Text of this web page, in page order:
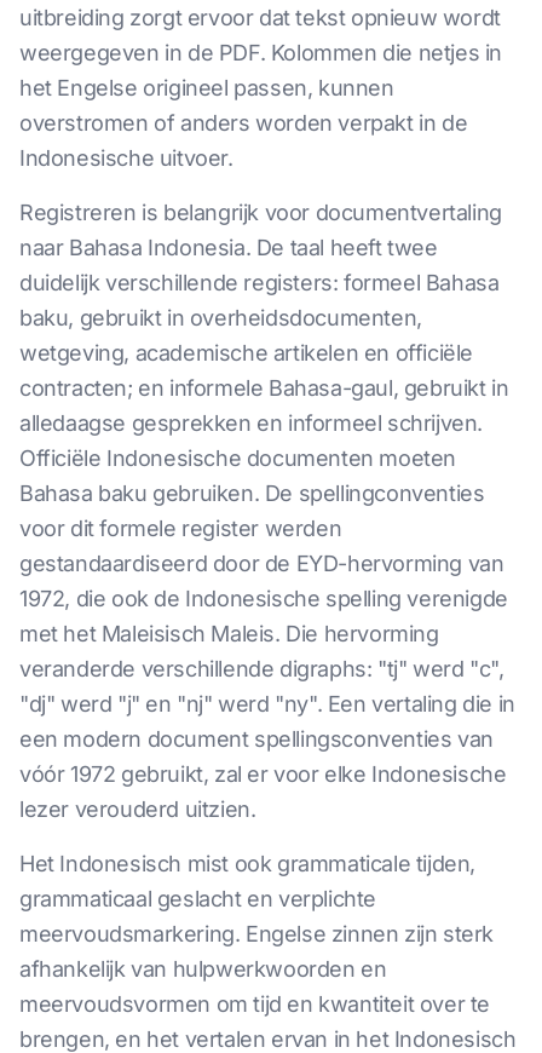
uitbreiding zorgt ervoor dat tekst opnieuw wordt
weergegeven in de PDF. Kolommen die netjes in
het Engelse origineel passen, kunnen
overstromen of anders worden verpakt in de
Indonesische uitvoer.
Registreren is belangrijk voor documentvertaling
naar Bahasa Indonesia. De taal heeft twee
duidelijk verschillende registers: formeel Bahasa
baku, gebruikt in overheidsdocumenten,
wetgeving, academische artikelen en officiële
contracten; en informele Bahasa-gaul, gebruikt in
alledaagse gesprekken en informeel schrijven.
Officiële Indonesische documenten moeten
Bahasa baku gebruiken. De spellingconventies
voor dit formele register werden
gestandaardiseerd door de EYD-hervorming van
1972, die ook de Indonesische spelling verenigde
met het Maleisisch Maleis. Die hervorming
veranderde verschillende digraphs: "tj" werd "c",
"dj" werd "j" en "nj" werd "ny". Een vertaling die in
een modern document spellingsconventies van
vóór 1972 gebruikt, zal er voor elke Indonesische
lezer verouderd uitzien.
Het Indonesisch mist ook grammaticale tijden,
grammaticaal geslacht en verplichte
meervoudsmarkering. Engelse zinnen zijn sterk
afhankelijk van hulpwerkwoorden en
meervoudsvormen om tijd en kwantiteit over te
brengen, en het vertalen ervan in het Indonesisch